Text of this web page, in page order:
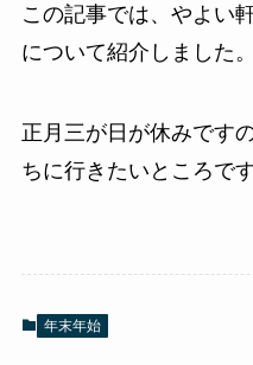
この記事では、やよい
について紹介しました。
正月三が日が休みです
ちに行きたいところです
年末年始